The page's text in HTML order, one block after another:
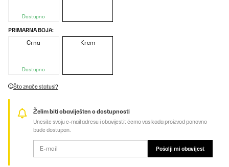
Dostupno
PRIMARNA BOJA:
Crna
Dostupno
Krem
Što znače statusi?
Želim biti obaviješten o dostupnosti
Unesite svoju e-mail adresu i obavijestit ćemo vas kada proizvod ponovno
bude dostupan.
Pošalji mi obavijest